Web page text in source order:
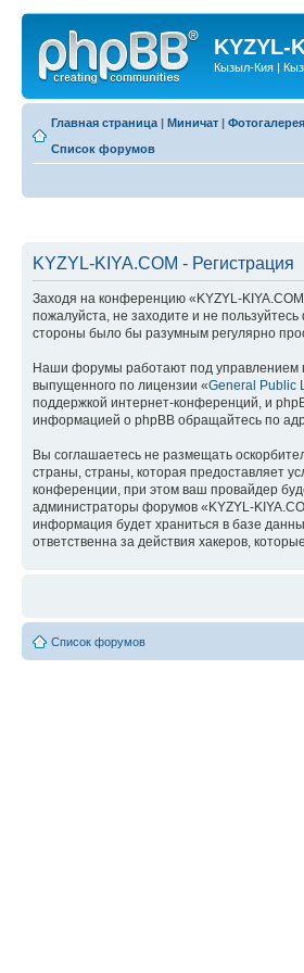
KYZYL-
Кызыл-Кия |
Главная страница | Миничат | Фотогалерея
Список форумов
KYZYL-KIYA.COM - Регистрация
Заходя на конференцию «KYZYL-
пожалуйста, не заходите и не
стороны было бы разумным регулярно
Наши форумы работают под управлением
выпущенного по лицензии «General Public
поддержкой интернет-конференций, и
информацией о phpBB обращайтесь по
Вы соглашаетесь не размещать
страны, страны, которая предоставляет
конференции, при этом ваш провайдер
администраторы форумов «KYZYL-
информация будет храниться в базе
ответственна за действия хакеров,
Список форумов